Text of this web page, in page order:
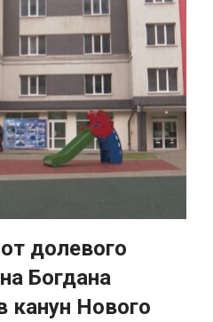
долевого
Богдана
канун Нового